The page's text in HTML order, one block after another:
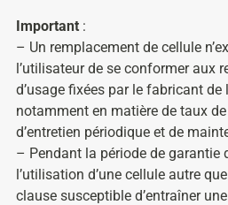
Important :
– Un remplacement de cellule
l’utilisateur de se conformer aux
d’usage fixées par le fabricant de
notamment en matière de taux
d’entretien périodique et de
– Pendant la période de garantie
l’utilisation d’une cellule autre
clause susceptible d’entraîner